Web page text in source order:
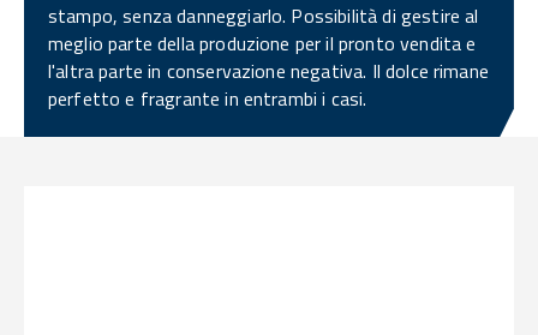
stampo, senza danneggiarlo. Possibilità di gestire al
meglio parte della produzione per il pronto vendita e
l'altra parte in conservazione negativa. Il dolce rimane
perfetto e fragrante in entrambi i casi.